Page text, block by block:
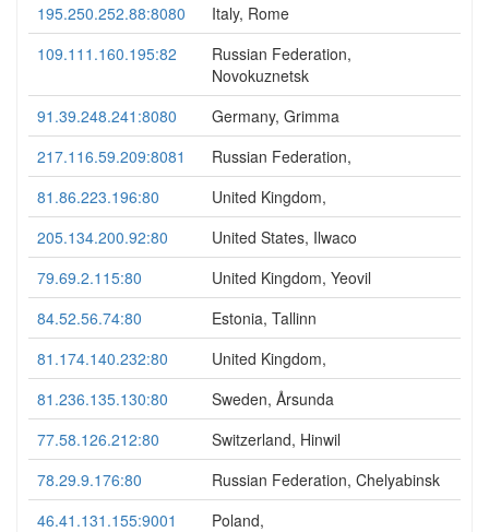
195.250.252.88:8080
Italy, Rome
109.111.160.195:82
Russian Federation,
Novokuznetsk
91.39.248.241:8080
Germany, Grimma
217.116.59.209:8081
Russian Federation,
81.86.223.196:80
United Kingdom,
205.134.200.92:80
United States, Ilwaco
79.69.2.115:80
United Kingdom, Yeovil
84.52.56.74:80
Estonia, Tallinn
81.174.140.232:80
United Kingdom,
81.236.135.130:80
Sweden, Årsunda
77.58.126.212:80
Switzerland, Hinwil
78.29.9.176:80
Russian Federation, Chelyabinsk
46.41.131.155:9001
Poland,